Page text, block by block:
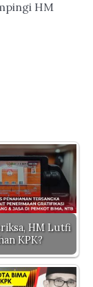
HM
HM Lutfi
KPK?